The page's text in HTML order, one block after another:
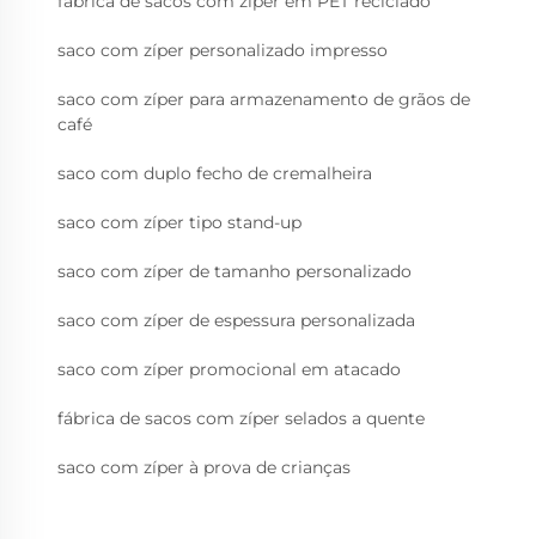
saco com zíper personalizado impresso
saco com zíper para armazenamento de grãos de
café
saco com duplo fecho de cremalheira
saco com zíper tipo stand-up
saco com zíper de tamanho personalizado
saco com zíper de espessura personalizada
saco com zíper promocional em atacado
fábrica de sacos com zíper selados a quente
saco com zíper à prova de crianças